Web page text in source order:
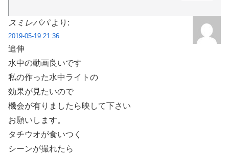
スミレパパ より:
2019-05-19 21:36
追伸
水中の動画良いです
私の作った水中ライトの
効果が見たいので
機会が有りましたら映して下さい
お願いします。
タチウオが食いつく
シーンが撮れたら